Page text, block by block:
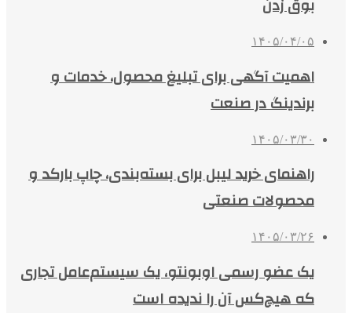
بوق زدن
۱۴۰۵/۰۴/۰۵
اهمیت آگهی برای تبلیغ محصول، خدمات و
برندینگ در صنعت
۱۴۰۵/۰۳/۳۰
راهنمای خرید لیبل برای بسته‌بندی، چاپ بارکد و
محصولات صنعتی
۱۴۰۵/۰۳/۲۶
یک عضو رسمی اوبونتو، یک سیستم‌عامل تجاری
که هیچ‌کس آن را ندیده است